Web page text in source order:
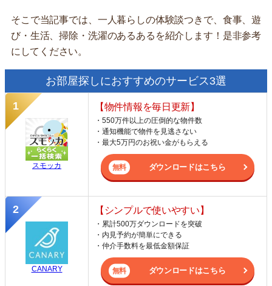
そこで当記事では、一人暮らしの体験談つきで、食事、遊
び・生活、掃除・洗濯のあるあるを紹介します！是非参考
にしてください。
お部屋探しにおすすめのサービス3選
スモッカ
【物件情報を毎日更新】
・550万件以上の圧倒的な物件数
・通知機能で物件を見逃さない
・最大5万円のお祝い金がもらえる
ダウンロードはこちら
CANARY
【シンプルで使いやすい】
・累計500万ダウンロードを突破
・内見予約が簡単にできる
・仲介手数料を最低金額保証
ダウンロードはこちら